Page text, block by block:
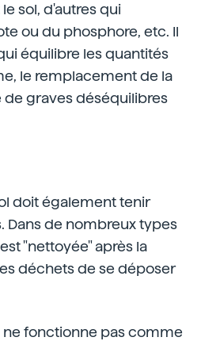
sol, d'autres qui
ou du phosphore, etc. Il
équilibre les quantités
le remplacement de la
graves déséquilibres
doit également tenir
de nombreux types
"nettoyée" après la
déchets de se déposer
ne fonctionne pas comme